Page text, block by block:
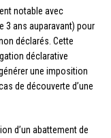
notable avec
3 ans auparavant) pour
déclarés. Cette
déclarative
une imposition
de découverte d’une
d’un abattement de